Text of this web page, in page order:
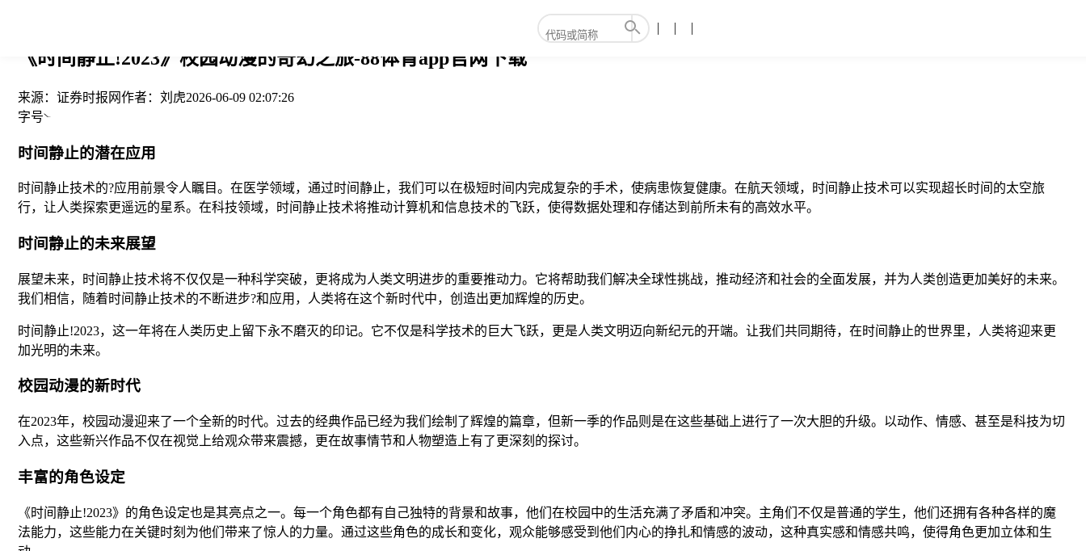
《时间静止!2023》校园动漫的奇幻之旅-88体育app官网下载
来源： 证券时报网作者： 刘虎2026-06-09 02:07:26
字号
时间静止的潜在应用
时间静止技术的?应用前景令人瞩目。在医学领域，通过时间静止，我们可以在极短时间内完成复杂的手术，使病患恢复健康。在航天领域，时间静止技术可以实现超长时间的太空旅
行，让人类探索更遥远的星系。在科技领域，时间静止技术将推动计算机和信息技术的飞跃，使得数据处理和存储达到前所未有的高效水平。
时间静止的未来展望
展望未来，时间静止技术将不仅仅是一种科学突破，更将成为人类文明进步的重要推动力。它将帮助我们解决全球性挑战，推动经济和社会的全面发展，并为人类创造更加美好的未来。
我们相信，随着时间静止技术的不断进步?和应用，人类将在这个新时代中，创造出更加辉煌的历史。
时间静止!2023，这一年将在人类历史上留下永不磨灭的印记。它不仅是科学技术的巨大飞跃，更是人类文明迈向新纪元的开端。让我们共同期待，在时间静止的世界里，人类将迎来更
加光明的未来。
校园动漫的新时代
在2023年，校园动漫迎来了一个全新的时代。过去的经典作品已经为我们绘制了辉煌的篇章，但新一季的作品则是在这些基础上进行了一次大胆的升级。以动作、情感、甚至是科技为切
入点，这些新兴作品不仅在视觉上给观众带来震撼，更在故事情节和人物塑造上有了更深刻的探讨。
丰富的角色设定
《时间静止!2023》的角色设定也是其亮点之一。每一个角色都有自己独特的背景和故事，他们在校园中的生活充满了矛盾和冲突。主角们不仅是普通的学生，他们还拥有各种各样的魔
法能力，这些能力在关键时刻为他们带来了惊人的力量。通过这些角色的成长和变化，观众能够感受到他们内心的挣扎和情感的波动，这种真实感和情感共鸣，使得角色更加立体和生